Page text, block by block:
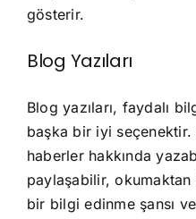
gösterir.
Blog Yazıları
Blog yazıları, faydalı
başka bir iyi
haberler hakkında
paylaşabilir,
bir bilgi edinme şansı